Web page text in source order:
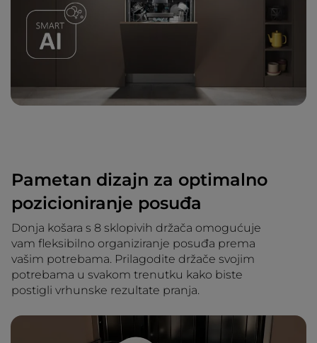
Pametan dizajn za optimalno
pozicioniranje posuđa
Donja košara s 8 sklopivih držača omogućuje
vam fleksibilno organiziranje posuđa prema
vašim potrebama. Prilagodite držače svojim
potrebama u svakom trenutku kako biste
postigli vrhunske rezultate pranja.